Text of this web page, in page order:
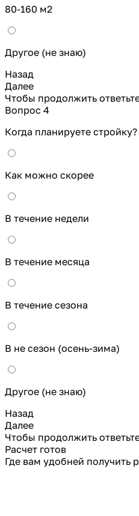
80-160 м2
Другое (не знаю)
Назад
Далее
Чтобы продолжить
Вопрос 4
Когда планируете стройку?
Как можно скорее
В течение недели
В течение месяца
В течение сезона
В не сезон (осень-зима)
Другое (не знаю)
Назад
Далее
Чтобы продолжить
Расчет готов
Где вам удобней получить